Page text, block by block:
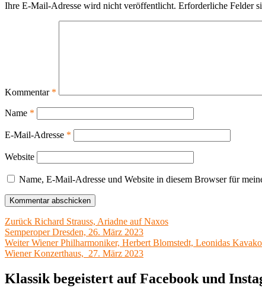
Ihre E-Mail-Adresse wird nicht veröffentlicht. Erforderliche Felder
Kommentar *
Name *
E-Mail-Adresse *
Website
Name, E-Mail-Adresse und Website in diesem Browser für
Beitragsnavigation
Zurück Vorheriger
Beitrag:
Richard Strauss, Ariadne auf Naxos
Semperoper Dresden, 26. März 2023
Weiter Nächster
Beitrag:
Wiener Philharmoniker, Herbert Blomstedt, Leonidas
Wiener Konzerthaus, 27. März 2023
Klassik begeistert auf Facebook und